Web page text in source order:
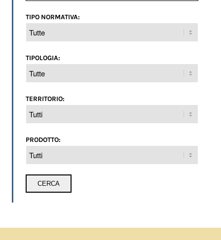
TIPO NORMATIVA:
TIPOLOGIA:
TERRITORIO:
PRODOTTO: